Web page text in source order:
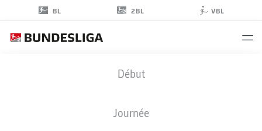
BL 2BL VBL
Début
Journée